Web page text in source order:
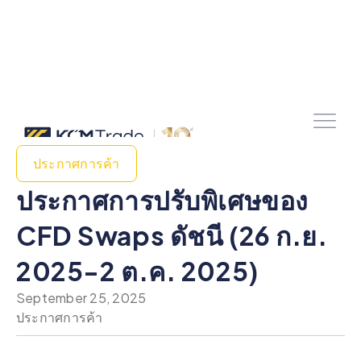
ประกาศการค้า
ประกาศการปรับพิเศษของ
CFD Swaps ดัชนี (26 ก.ย.
2025-2 ต.ค. 2025)
September 25, 2025
ประกาศการค้า